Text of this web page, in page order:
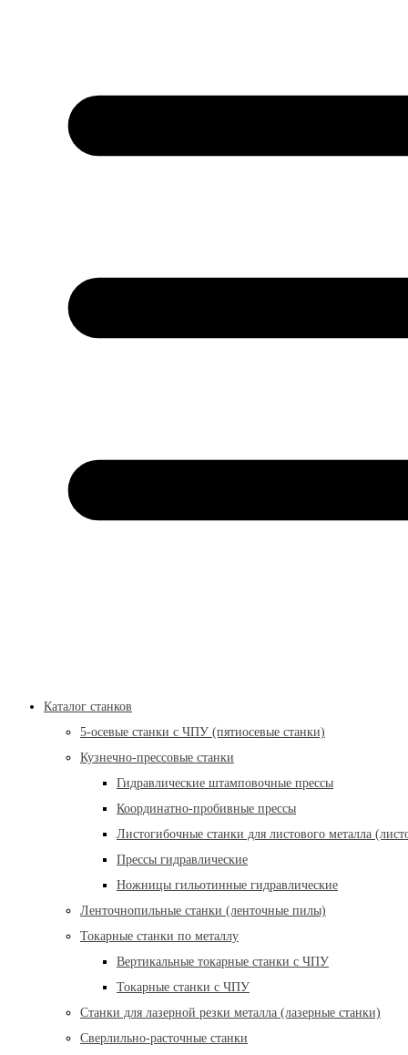
Каталог станков
5-осевые станки с ЧПУ (пятиосевые станки)
Кузнечно-прессовые станки
Гидравлические штамповочные прессы
Координатно-пробивные прессы
Листогибочные станки для листового металла
Прессы гидравлические
Ножницы гильотинные гидравлические
Ленточнопильные станки (ленточные пилы)
Токарные станки по металлу
Вертикальные токарные станки с ЧПУ
Токарные станки с ЧПУ
Станки для лазерной резки металла (лазерные станки)
Сверлильно-расточные станки